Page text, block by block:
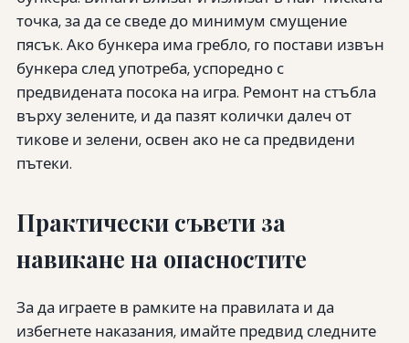
точка, за да се сведе до минимум смущение
пясък. Ако бункера има гребло, го постави извън
бункера след употреба, успоредно с
предвидената посока на игра. Ремонт на стъбла
върху зелените, и да пазят колички далеч от
тикове и зелени, освен ако не са предвидени
пътеки.
Практически съвети за
навикане на опасностите
За да играете в рамките на правилата и да
избегнете наказания, имайте предвид следните